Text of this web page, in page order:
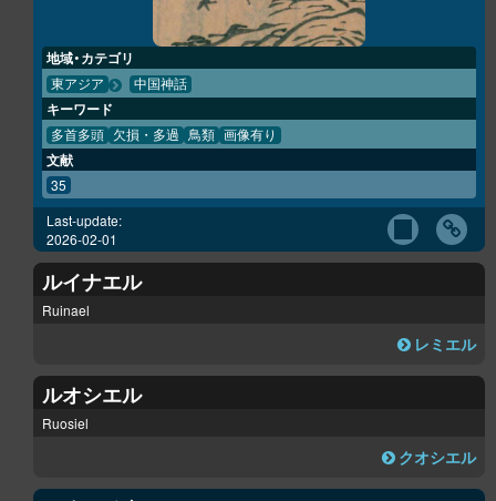
地域・カテゴリ
東アジア 中国神話
キーワード
多首多頭 欠損・多過 鳥類 画像有り
文献
35
Last-update:
2026-02-01
ルイナエル
Ruinael
レミエル
ルオシエル
Ruosiel
クオシエル